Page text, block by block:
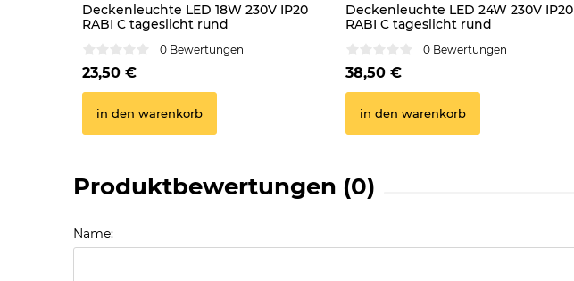
Deckenleuchte LED 18W 230V IP20
RABI C tageslicht rund
0 Bewertungen
23,50 €
in den warenkorb
Deckenleuchte LED 24W 230V IP20
RABI C tageslicht rund
0 Bewertungen
38,50 €
in den warenkorb
Produktbewertungen (0)
Name: